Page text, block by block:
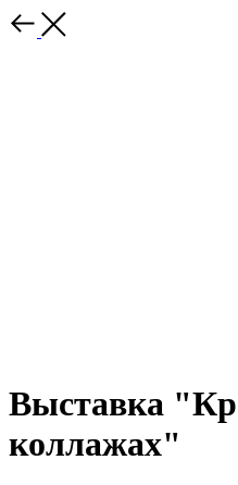
Выставка
коллажах"